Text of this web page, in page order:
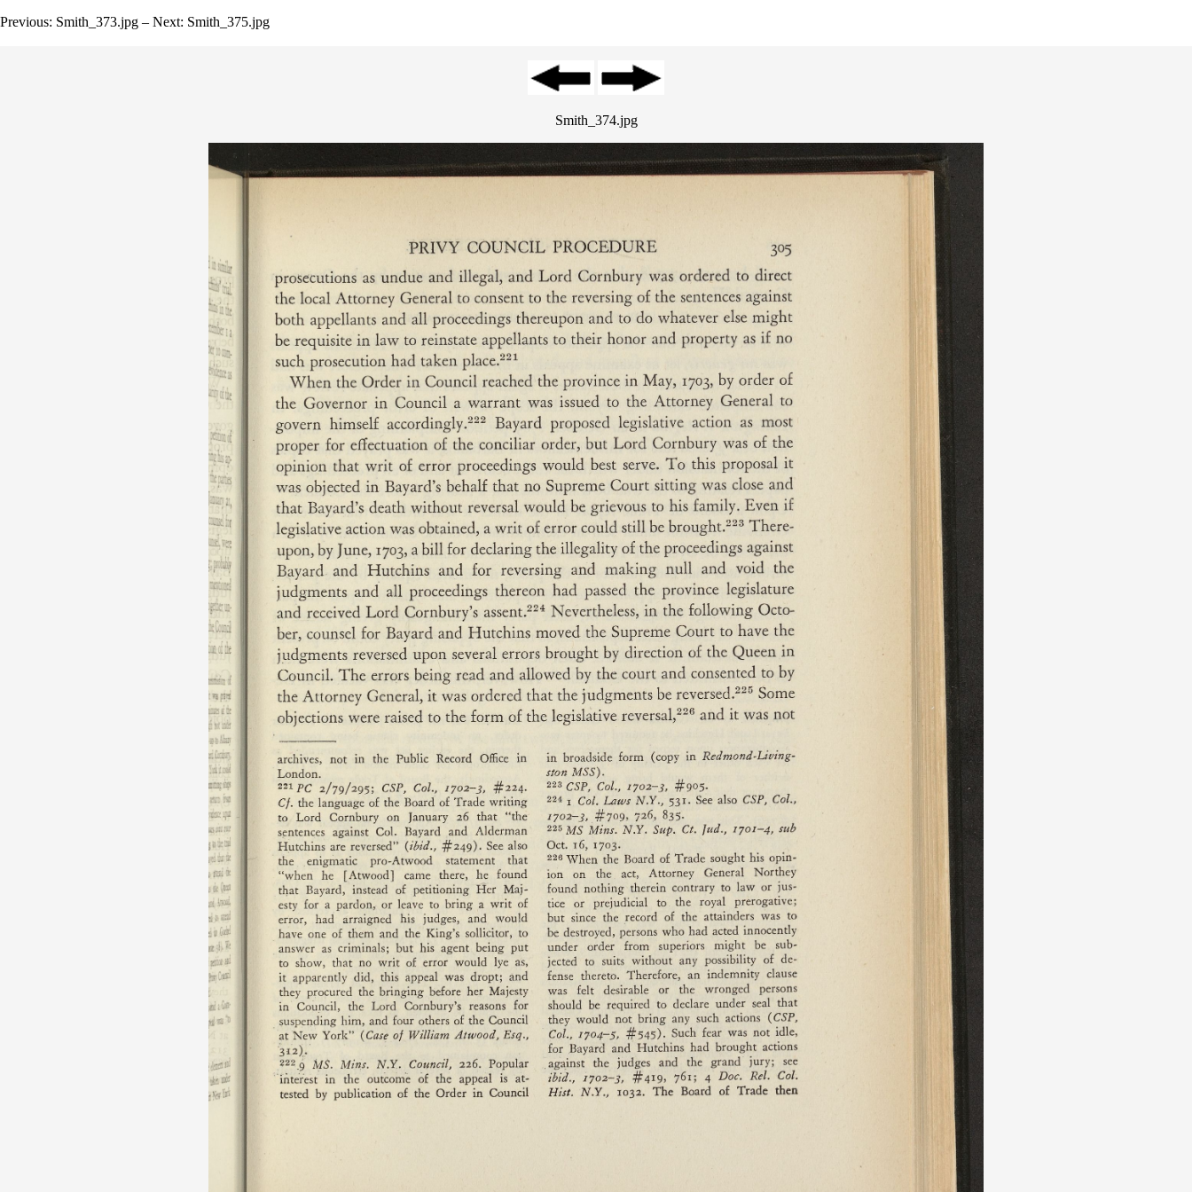
Previous: Smith_373.jpg – Next: Smith_375.jpg
Smith_374.jpg